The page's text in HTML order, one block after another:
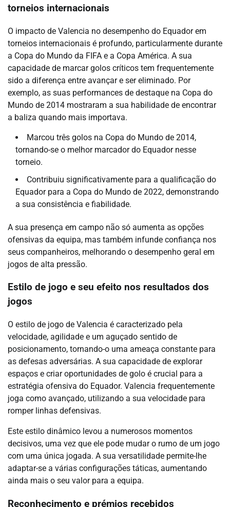
torneios internacionais
O impacto de Valencia no desempenho do Equador em
torneios internacionais é profundo, particularmente durante
a Copa do Mundo da FIFA e a Copa América. A sua
capacidade de marcar golos críticos tem frequentemente
sido a diferença entre avançar e ser eliminado. Por
exemplo, as suas performances de destaque na Copa do
Mundo de 2014 mostraram a sua habilidade de encontrar
a baliza quando mais importava.
Marcou três golos na Copa do Mundo de 2014,
tornando-se o melhor marcador do Equador nesse
torneio.
Contribuiu significativamente para a qualificação do
Equador para a Copa do Mundo de 2022, demonstrando
a sua consistência e fiabilidade.
A sua presença em campo não só aumenta as opções
ofensivas da equipa, mas também infunde confiança nos
seus companheiros, melhorando o desempenho geral em
jogos de alta pressão.
Estilo de jogo e seu efeito nos resultados dos
jogos
O estilo de jogo de Valencia é caracterizado pela
velocidade, agilidade e um aguçado sentido de
posicionamento, tornando-o uma ameaça constante para
as defesas adversárias. A sua capacidade de explorar
espaços e criar oportunidades de golo é crucial para a
estratégia ofensiva do Equador. Valencia frequentemente
joga como avançado, utilizando a sua velocidade para
romper linhas defensivas.
Este estilo dinâmico levou a numerosos momentos
decisivos, uma vez que ele pode mudar o rumo de um jogo
com uma única jogada. A sua versatilidade permite-lhe
adaptar-se a várias configurações táticas, aumentando
ainda mais o seu valor para a equipa.
Reconhecimento e prémios recebidos